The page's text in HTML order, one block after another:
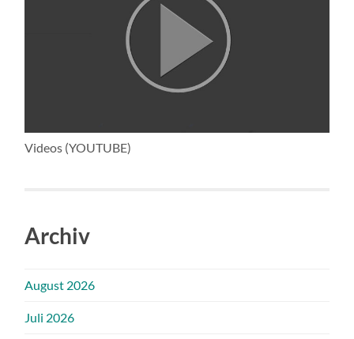
Videos (YOUTUBE)
Archiv
August 2026
Juli 2026